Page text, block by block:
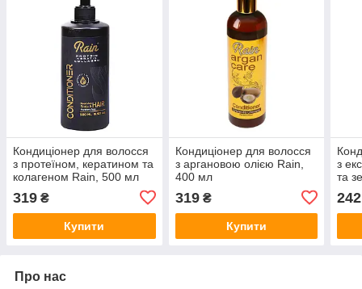
Кондиціонер для волосся
з протеїном, кератином та
колагеном Rain, 500 мл
319 ₴
Купити
Кондиціонер для волосся
з аргановою олією Rain,
400 мл
319₴
Купити
з
та
242
Про нас